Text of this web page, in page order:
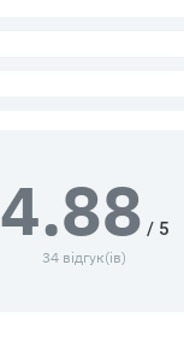
4.88 / 5
34 відгук(ів)